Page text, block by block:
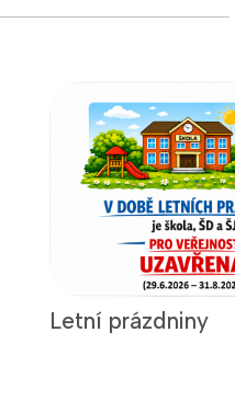
Letní prázdniny